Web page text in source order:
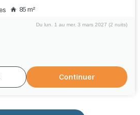
85 m²
Du lun. 1 au mer. 3 mars 2027 (2 nuits)
Continuer